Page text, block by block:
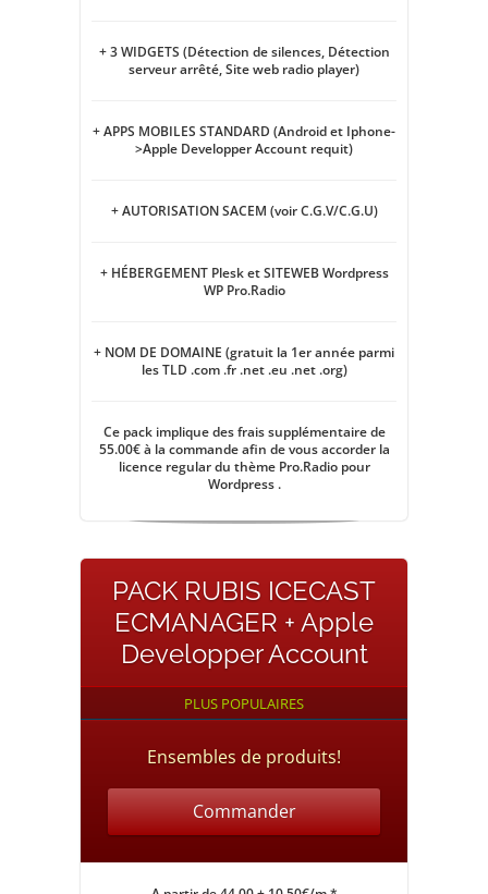
+ 3 WIDGETS (Détection de silences, Détection
serveur arrêté, Site web radio player)
+ APPS MOBILES STANDARD (Android et Iphone-
>Apple Developper Account requit)
+ AUTORISATION SACEM (voir C.G.V/C.G.U)
+ HÉBERGEMENT Plesk et SITEWEB Wordpress
WP Pro.Radio
+ NOM DE DOMAINE (gratuit la 1er année parmi
les TLD .com .fr .net .eu .net .org)
Ce pack implique des frais supplémentaire de
55.00€ à la commande afin de vous accorder la
licence regular du thème Pro.Radio pour
Wordpress .
PACK RUBIS ICECAST
ECMANAGER + Apple
Developper Account
PLUS POPULAIRES
Ensembles de produits!
Commander